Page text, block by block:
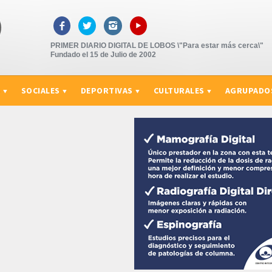
   ▸
PRIMER DIARIO DIGITAL DE LOBOS \"Para estar más cerca\"
Fundado el 15 de Julio de 2002
SOCIALES DEPORTIVAS CULTURALES